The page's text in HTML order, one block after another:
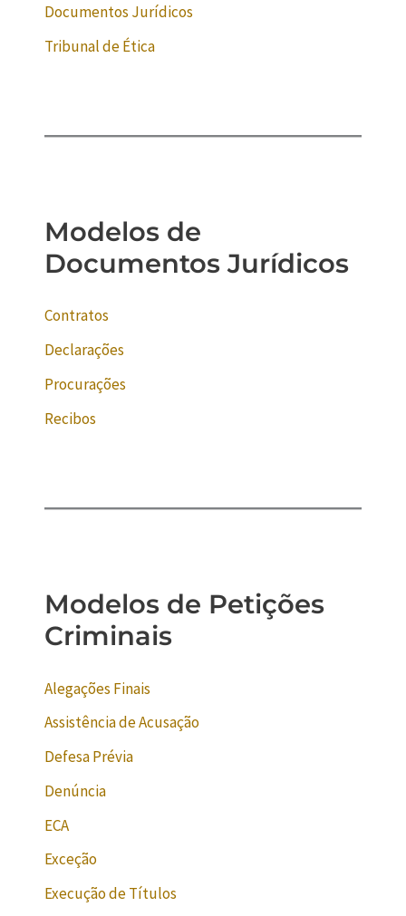
Documentos Jurídicos
Tribunal de Ética
Modelos de
Documentos Jurídicos
Contratos
Declarações
Procurações
Recibos
Modelos de Petições
Criminais
Alegações Finais
Assistência de Acusação
Defesa Prévia
Denúncia
ECA
Exceção
Execução de Títulos